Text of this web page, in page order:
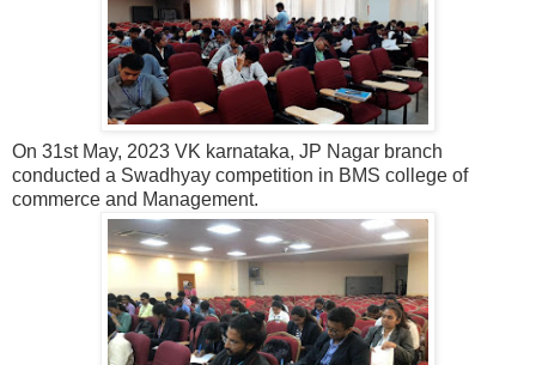
On 31st May, 2023 VK karnataka, JP Nagar branch
conducted a Swadhyay competition in BMS college of
commerce and Management.